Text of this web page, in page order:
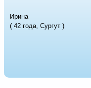
Ирина
( 42 года, Сургут )